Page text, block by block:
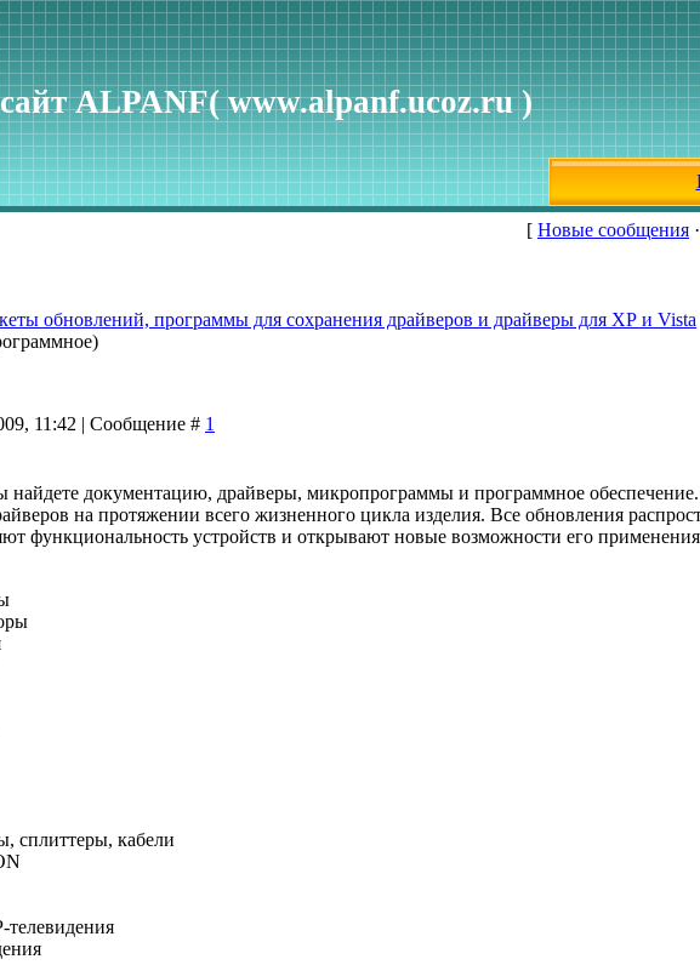
сайт ALPANF( www.alpanf.ucoz.ru )
[ Новые сообщения ·
обновлений, программы для сохранения драйверов и драйверы для ХР и Vista
11:42 | Сообщение # 1
найдете документацию, драйверы, микропрограммы и программное
на протяжении всего жизненного цикла изделия. Все обновления
функциональность устройств и открывают новые возможности его
сплиттеры, кабели
телевидения